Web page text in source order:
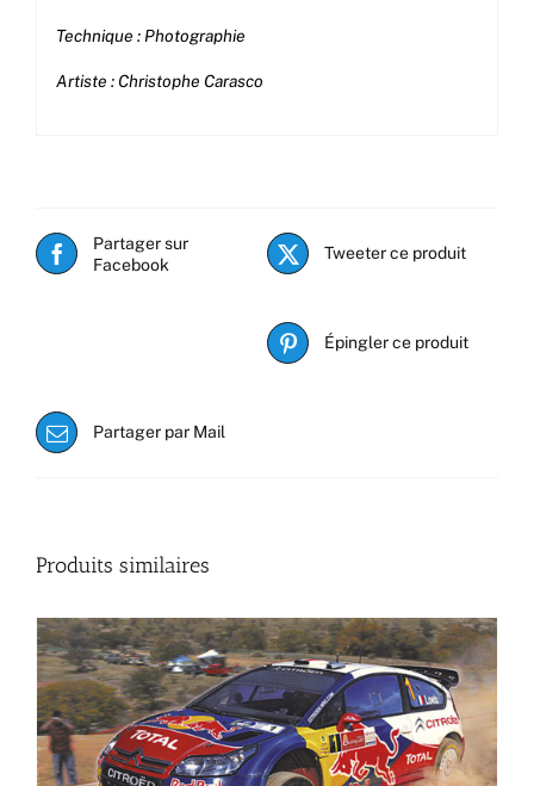
Technique : Photographie
Artiste : Christophe Carasco
Partager sur
Facebook
Tweeter ce produit
Épingler ce produit
Partager par Mail
Produits similaires